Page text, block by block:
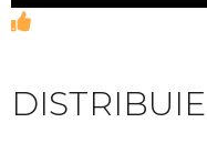
DISTRIBUIE